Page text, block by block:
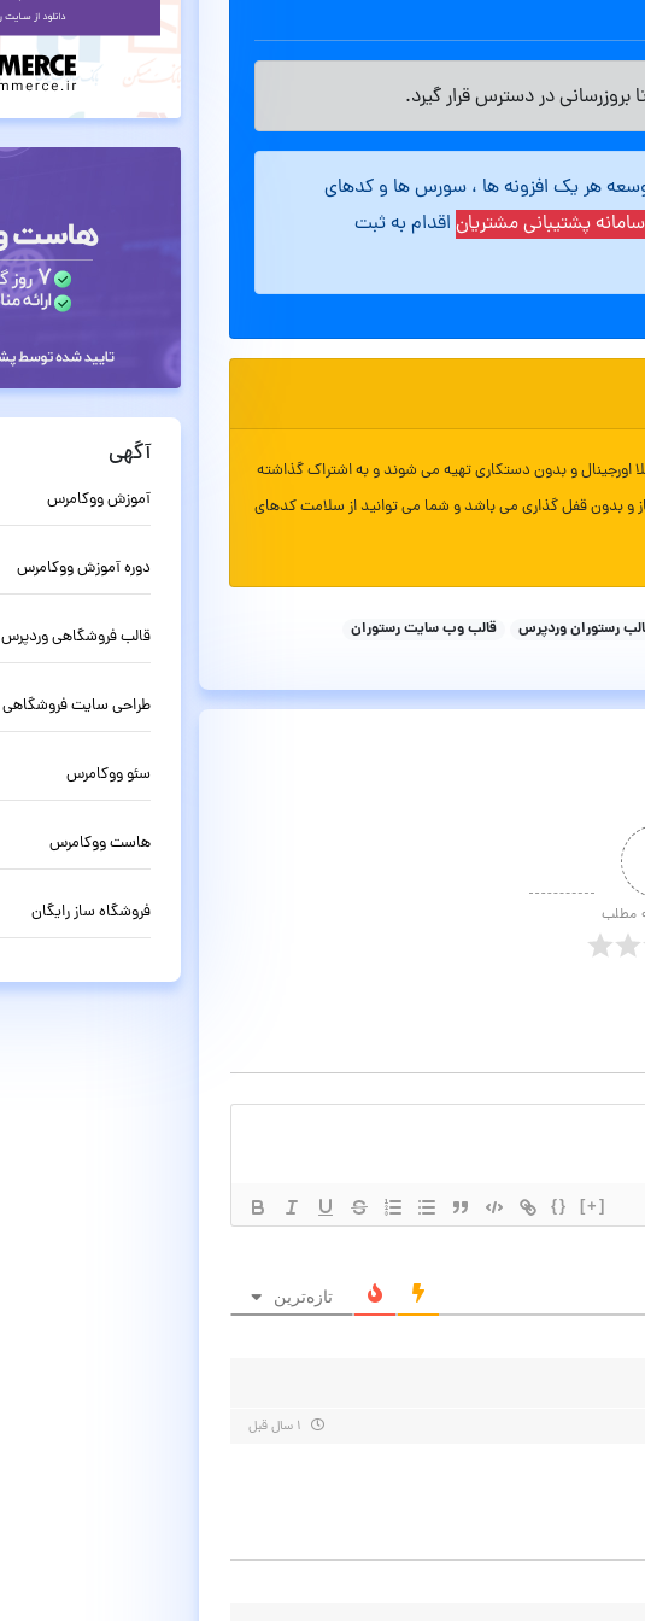
بروزرسانی در دسترس قرار گیرد.
هر یک افزونه ها ، سورس ها و کدهای
سامانه پشتیبانی مشتریان اقدام به ثبت
اورجینال و بدون دستکاری تهیه می شوند و به اشتراک گذاشته
و بدون قفل گذاری می باشد و شما می توانید از سلامت کدهای
رستوران وردپرس قالب وب سایت رستوران
مطلب
{} [+]
تازه‌ترین
آگهی
آموزش ووکامرس
دوره آموزش ووکامرس
قالب فروشگاهی وردپرس
طراحی سایت فروشگاهی
سئو ووکامرس
هاست ووکامرس
فروشگاه ساز رایگان